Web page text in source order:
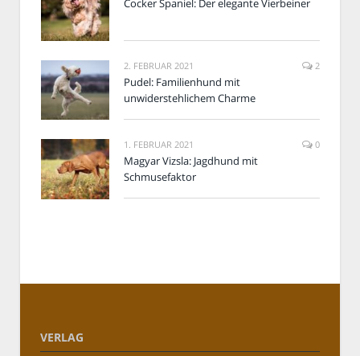
Cocker Spaniel: Der elegante Vierbeiner
2. FEBRUAR 2021 2
Pudel: Familienhund mit
unwiderstehlichem Charme
1. FEBRUAR 2021 0
Magyar Vizsla: Jagdhund mit
Schmusefaktor
VERLAG